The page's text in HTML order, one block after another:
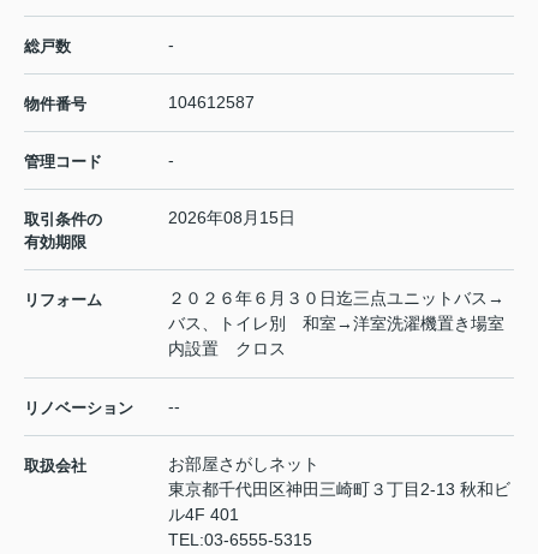
総戸数 -
物件番号 104612587
管理コード -
取引条件の
有効期限
2026年08月15日
リフォーム
２０２６年６月３０日迄三点ユニットバス→
バス、トイレ別 和室→洋室洗濯機置き場室
内設置 クロス
リノベーション --
取扱会社
お部屋さがしネット
東京都千代田区神田三崎町３丁目2-13 秋和ビ
ル4F 401
TEL:03-6555-5315